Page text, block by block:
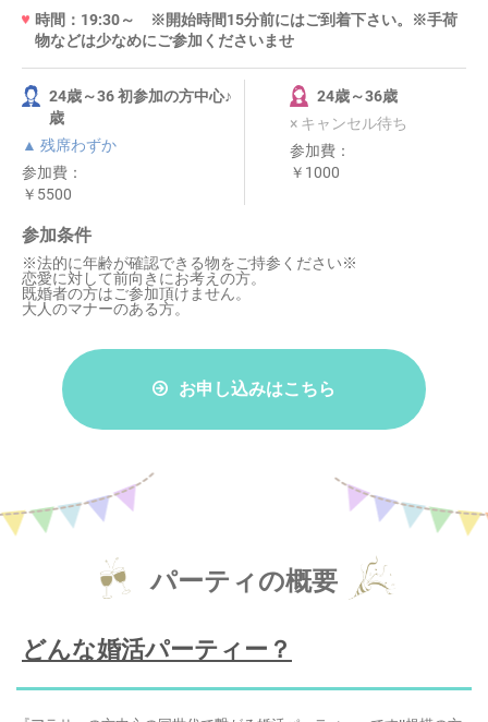
時間：19:30～ ※開始時間15分前にはご到着下さい。※手荷
物などは少なめにご参加くださいませ
24歳～36 初参加の方中心♪
歳
▲ 残席わずか
参加費：
￥5500
24歳～36歳
× キャンセル待ち
参加費：
￥1000
参加条件
※法的に年齢が確認できる物をご持参ください※
恋愛に対して前向きにお考えの方。
既婚者の方はご参加頂けません。
大人のマナーのある方。
お申し込みはこちら
パーティの概要
どんな婚活パーティー？